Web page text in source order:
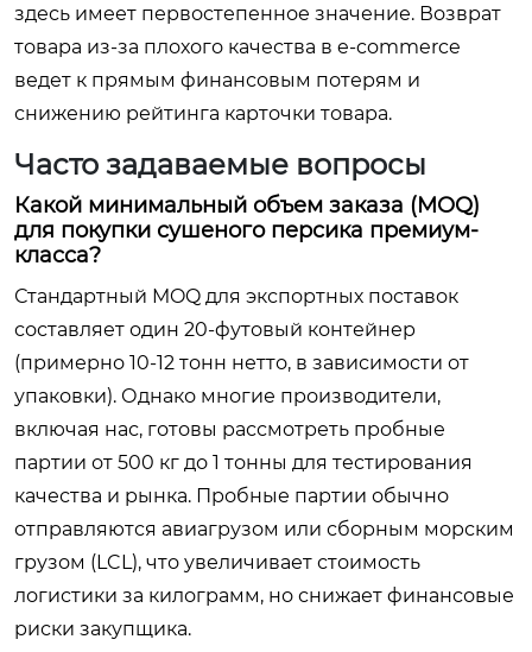
здесь имеет первостепенное значение. Возврат
товара из-за плохого качества в e-commerce
ведет к прямым финансовым потерям и
снижению рейтинга карточки товара.
Часто задаваемые вопросы
Какой минимальный объем заказа (MOQ)
для покупки сушеного персика премиум-
класса?
Стандартный MOQ для экспортных поставок
составляет один 20-футовый контейнер
(примерно 10-12 тонн нетто, в зависимости от
упаковки). Однако многие производители,
включая нас, готовы рассмотреть пробные
партии от 500 кг до 1 тонны для тестирования
качества и рынка. Пробные партии обычно
отправляются авиагрузом или сборным морским
грузом (LCL), что увеличивает стоимость
логистики за килограмм, но снижает финансовые
риски закупщика.